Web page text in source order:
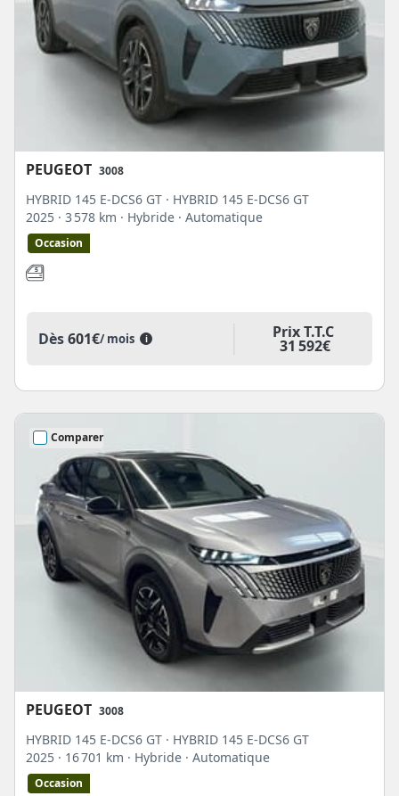
PEUGEOT 3008
HYBRID 145 E-DCS6 GT · HYBRID 145 E-DCS6 GT
2025 · 3 578 km · Hybride · Automatique
Occasion
Dès601€/ mois i Prix T.T.C
31 592€
Comparer
PEUGEOT 3008
HYBRID 145 E-DCS6 GT · HYBRID 145 E-DCS6 GT
2025 · 16 701 km · Hybride · Automatique
Occasion